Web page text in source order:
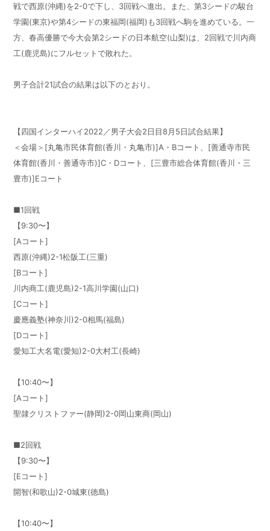
戦で西原(沖縄)を2-0で下し、3回戦へ進出。また、第3シードの駿台
学園(東京)や第4シードの東福岡(福岡)も3回戦へ駒を進めている。一
方、春高優勝で今大会第2シードの日本航空(山梨)は、2回戦で川内商
工(鹿児島)にフルセットで敗れた。
男子合計21試合の結果は以下のとおり。
【四国インターハイ2022／男子大会2日目8月5日試合結果】
＜会場＞[丸亀市民体育館(香川・丸亀市)]A・Bコート、[善通寺市民
体育館(香川・善通寺市)]C・Dコート、[三豊市総合体育館(香川・三
豊市)]Eコート
■1回戦
【9:30〜】
[Aコート]
西原(沖縄)2-1松阪工(三重)
[Bコート]
川内商工(鹿児島)2-1高川学園(山口)
[Cコート]
慶應義塾(神奈川)2-0相馬(福島)
[Dコート]
愛知工大名電(愛知)2-0大村工(長崎)
【10:40〜】
[Aコート]
聖隷クリストファー(静岡)2-0岡山東商(岡山)
■2回戦
【9:30〜】
[Eコート]
開智(和歌山)2-0城東(徳島)
【10:40〜】